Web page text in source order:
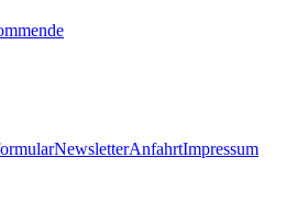
NewsletterAnfahrtImpressum